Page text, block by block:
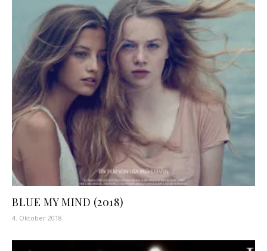
BLUE MY MIND (2018)
4. Oktober 2018